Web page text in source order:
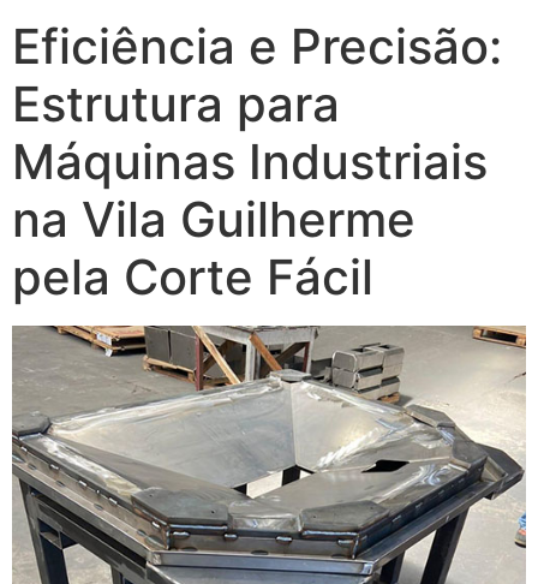
Eficiência e Precisão:
Estrutura para
Máquinas Industriais
na Vila Guilherme
pela Corte Fácil